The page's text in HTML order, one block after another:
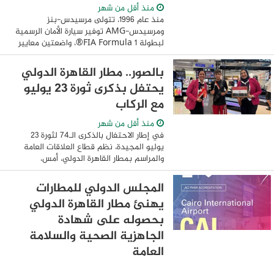
منذ أقل من شهر
منذ عام 1996، تتولى مرسيدس-بنز
ومرسيدس-AMG توفير سيارة الأمان الرسمية
لبطولة FIA Formula 1®، واضعتين معايير
رفيعة لمستويات السلامة في قمة رياضة
السيارات. وبمناسبة الذكرى الثلاثين لهذا
التعاون، ...
بالصور.. مطار القاهرة الدولي
يحتفل بذكرى ثورة 23 يوليو
مع الركاب
منذ أقل من شهر
في إطار الاحتفال بالذكرى الـ74 لثورة 23
يوليو المجيدة، نظم قطاع العلاقات العامة
والمراسم بمطار القاهرة الدولي، أمس،
احتفالية خاصة داخل صالات السفر والوصول،
لمشاركة الركاب أجواء هذه المناسبة ...
المجلس الدولي للمطارات
يهنئ مطار القاهرة الدولي
بحصوله على شهادة
الجاهزية الصحية والسلامة
العامة